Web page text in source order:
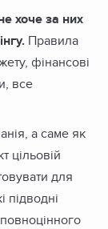
хоче за них
Правила
фінансові
все
а саме як
цільовій
для
підводні